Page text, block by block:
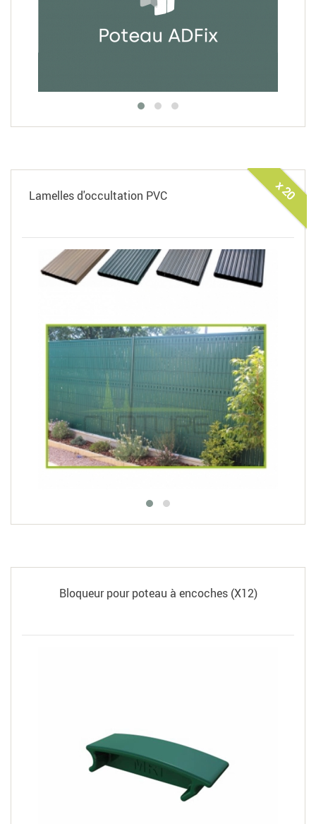
x 20
Lamelles d'occultation PVC
Bloqueur pour poteau à encoches (X12)